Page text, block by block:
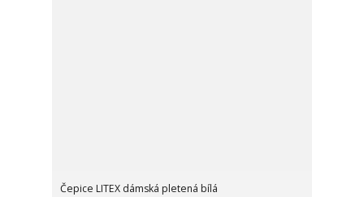
Čepice LITEX dámská pletená bílá